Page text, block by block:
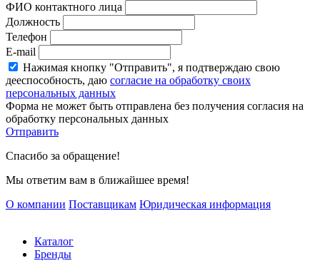
ФИО контактного лица
Должность
Телефон
E-mail
Нажимая кнопку "Отправить", я подтверждаю свою
дееспособность, даю согласие на обработку своих
персональных данных
Форма не может быть отправлена без получения согласия на
обработку персональных данных
Отправить
Спасибо за обращение!
Мы ответим вам в ближайшее время!
О компании Поставщикам Юридическая информация
Каталог
Бренды